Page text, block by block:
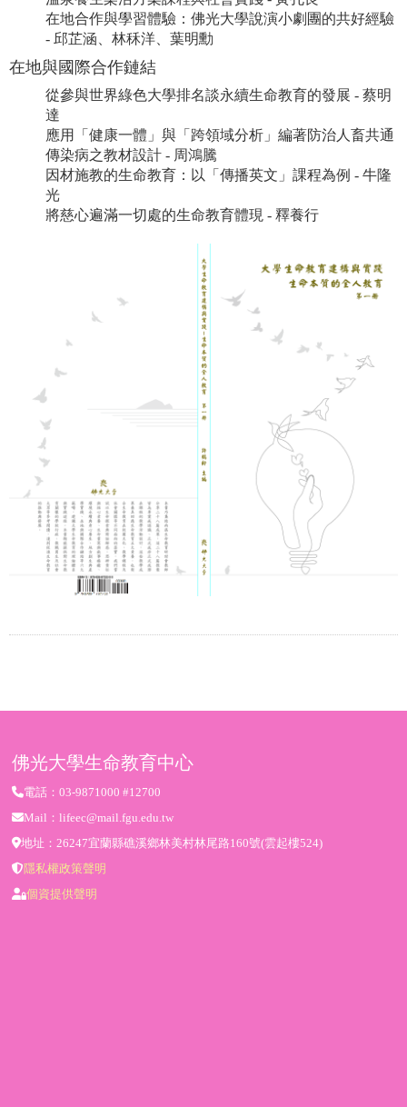
在地合作與學習體驗：佛光大學說演小劇團的共好經驗
- 邱芷涵、林秝洋、葉明勳
在地與國際合作鏈結
從參與世界綠色大學排名談永續生命教育的發展 - 蔡明
達
應用「健康一體」與「跨領域分析」編著防治人畜共通
傳染病之教材設計 - 周鴻騰
因材施教的生命教育：以「傳播英文」課程為例 - 牛隆
光
將慈心遍滿一切處的生命教育體現 - 釋養行
佛光大學生命教育中心
電話：03-9871000 #12700
Mail：lifeec@mail.fgu.edu.tw
地址：26247宜蘭縣礁溪鄉林美村林尾路160號(雲起樓524)
隱私權政策聲明
個資提供聲明